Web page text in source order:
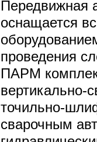
Передвижная
оснащается
проведения
ПАРМ
вертикально-
точильно-
сварочным